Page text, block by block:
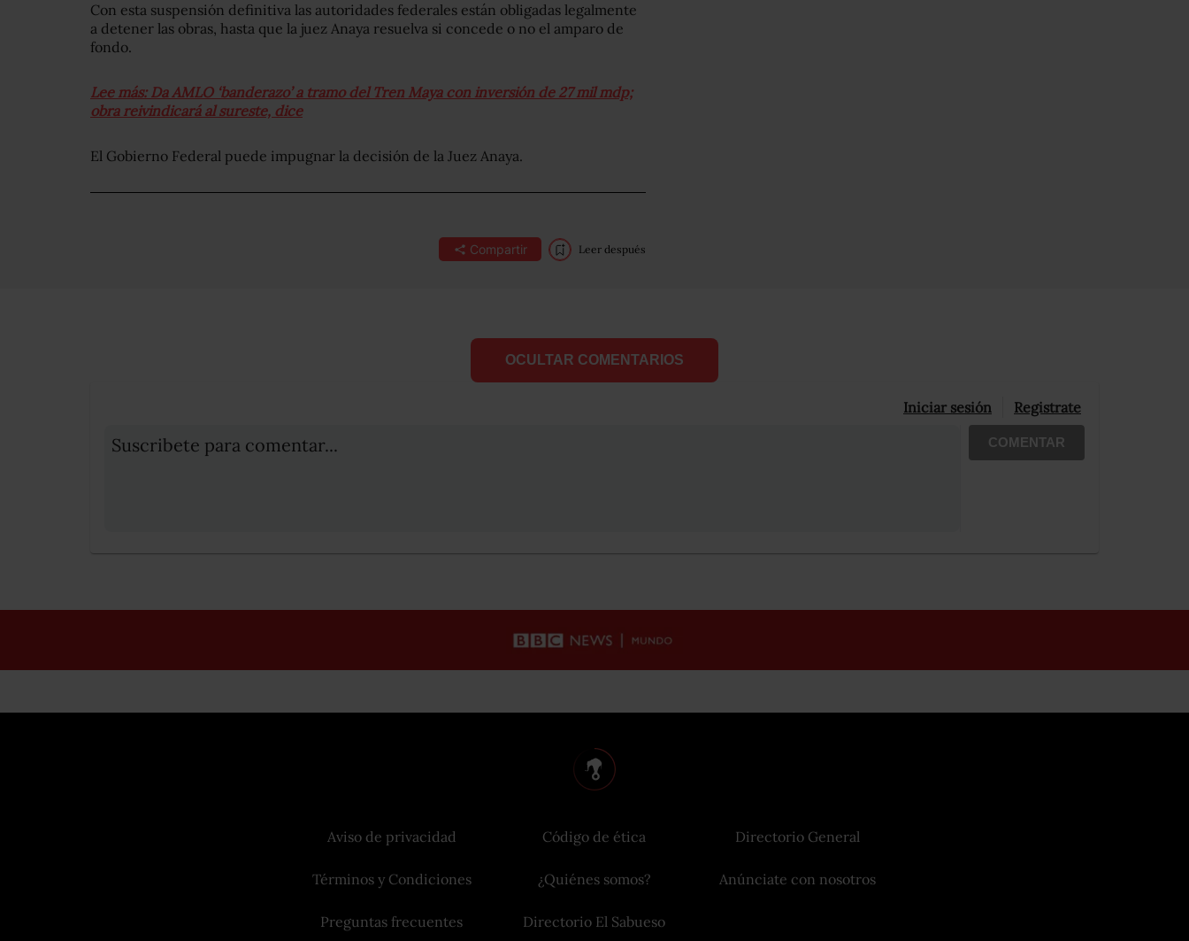
Con esta suspensión definitiva las autoridades federales están obligadas legalmente
a detener las obras, hasta que la juez Anaya resuelva si concede o no el amparo de
fondo.
Lee más: Da AMLO ‘banderazo’ a tramo del Tren Maya con inversión de 27 mil mdp;
obra reivindicará al sureste, dice
El Gobierno Federal puede impugnar la decisión de la Juez Anaya.
Compartir Leer después
OCULTAR COMENTARIOS
Iniciar sesión Registrate
Suscribete para comentar... COMENTAR
Aviso de privacidad
Términos y Condiciones
Preguntas frecuentes
Código de ética
¿Quiénes somos?
Directorio El Sabueso
Directorio General
Anúnciate con nosotros